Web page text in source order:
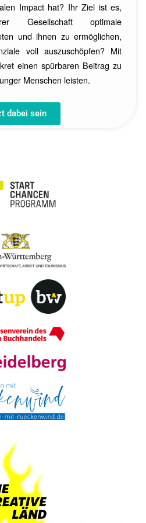
Impact hat? Ihr Ziel ist es,
Gesellschaft optimale
und ihnen zu ermöglichen,
voll auszuschöpfen? Mit
einen spürbaren Beitrag zu
Menschen leisten.
dabei sein